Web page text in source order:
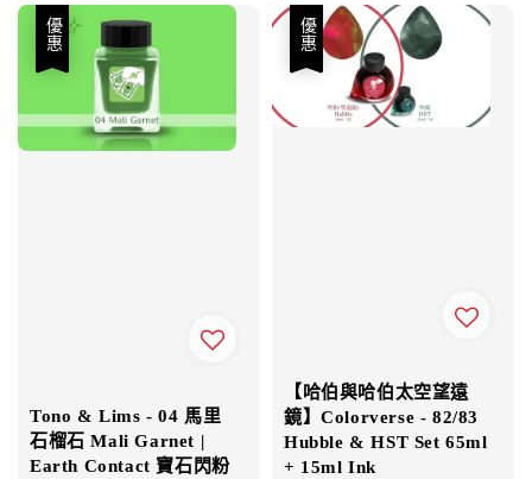
優惠
Tono & Lims - 04 馬里
石榴石 Mali Garnet |
Earth Contact 寶石閃粉
優惠
【哈伯與哈伯太空望遠
鏡】Colorverse - 82/83
Hubble & HST Set 65ml
+ 15ml Ink